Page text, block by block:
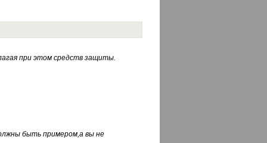
при этом средств защиты.
быть примером,а вы не